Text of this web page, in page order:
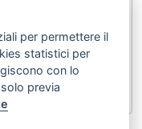
rimane
ma in ogni caso
termini di
per permettere il
statistici per
con lo
previa